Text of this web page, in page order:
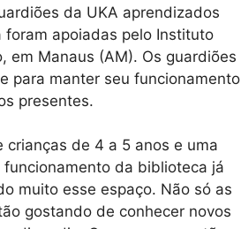
da UKA aprendizados
apoiadas pelo Instituto
em Manaus (AM). Os guardiões
para manter seu funcionamento
presentes.
de 4 a 5 anos e uma
da biblioteca já
muito esse espaço. Não só as
gostando de conhecer novos